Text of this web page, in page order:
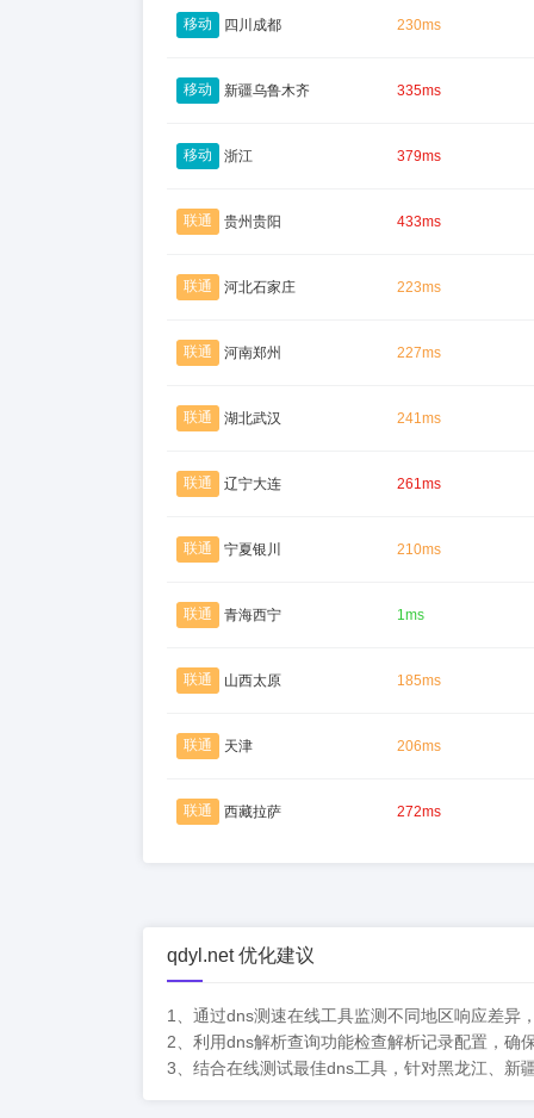
移动 四川成都 230ms
移动 新疆乌鲁木齐 335ms
移动 浙江 379ms
联通 贵州贵阳 433ms
联通 河北石家庄 223ms
联通 河南郑州 227ms
联通 湖北武汉 241ms
联通 辽宁大连 261ms
联通 宁夏银川 210ms
联通 青海西宁 1ms
联通 山西太原 185ms
联通 天津 206ms
联通 西藏拉萨 272ms
qdyl.net 优化建议
1、通过dns测速在线工具监测不同地区响应差异
2、利用dns解析查询功能检查解析记录配置，确
3、结合在线测试最佳dns工具，针对黑龙江、新